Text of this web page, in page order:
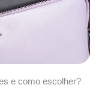
e como escolher?